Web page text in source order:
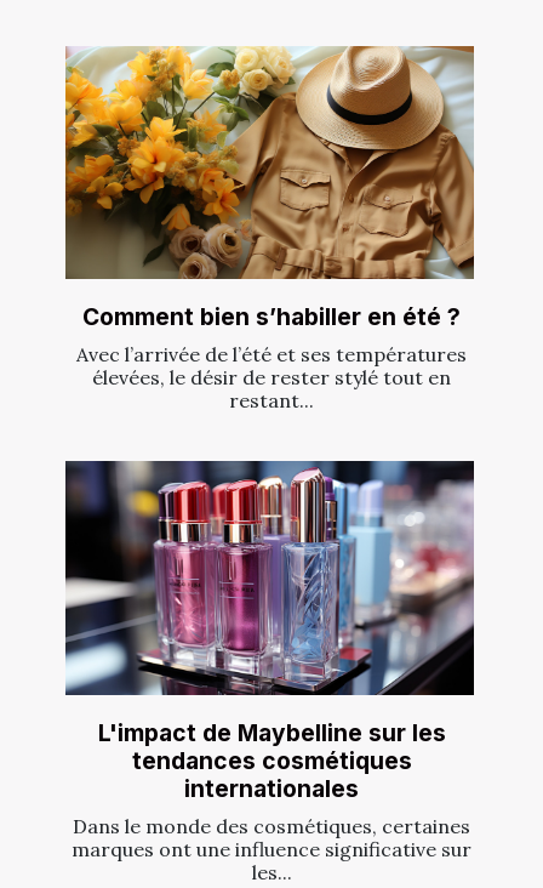
Comment bien s’habiller en été ?
Avec l’arrivée de l’été et ses températures
élevées, le désir de rester stylé tout en
restant...
L'impact de Maybelline sur les
tendances cosmétiques
internationales
Dans le monde des cosmétiques, certaines
marques ont une influence significative sur
les...